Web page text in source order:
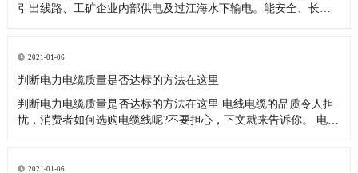
引出线路、工矿企业内部供电及过江海水下输电。能安全、长期
上包绕黄麻并将其穿入铁管内，然后填充沥青混合物制成电缆，
并将此电缆
2021-01-06
判断电力电缆质量是否达标的方法在这里
判断电力电缆质量是否达标的方法在这里 电线电缆的品质令人担
忧，消费者如何选购电缆线呢?不要担心，下文就来告诉你。 电力
次充好降低铜线总面积，造成电缆线的电导体电阻严重超标准，
2021-01-06